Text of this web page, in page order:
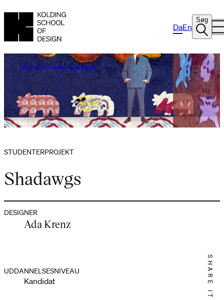
DaEn
Søg
Home Om skolen Shadawgs
STUDENTERPROJEKT
Shadawgs
DESIGNER
Ada Krenz
UDDANNELSESNIVEAU
Kandidat SHARE IT